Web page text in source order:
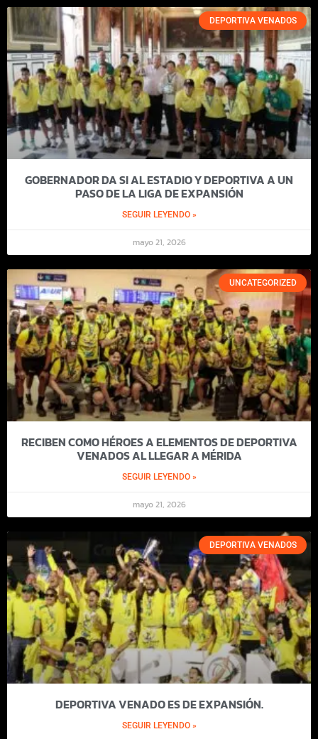
DEPORTIVA VENADOS
GOBERNADOR DA SI AL ESTADIO Y DEPORTIVA A UN
PASO DE LA LIGA DE EXPANSIÓN
SEGUIR LEYENDO »
mayo 21, 2026
UNCATEGORIZED
RECIBEN COMO HÉROES A ELEMENTOS DE DEPORTIVA
VENADOS AL LLEGAR A MÉRIDA
SEGUIR LEYENDO »
mayo 21, 2026
DEPORTIVA VENADOS
DEPORTIVA VENADO ES DE EXPANSIÓN.
SEGUIR LEYENDO »